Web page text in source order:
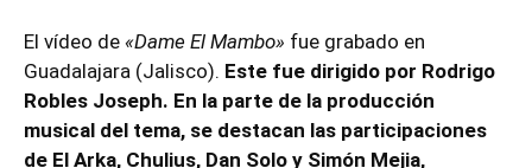
El vídeo de «Dame El Mambo» fue grabado en
Guadalajara (Jalisco). Este fue dirigido por Rodrigo
Robles Joseph. En la parte de la producción
musical del tema, se destacan las participaciones
de El Arka, Chulius, Dan Solo y Simón Mejia,